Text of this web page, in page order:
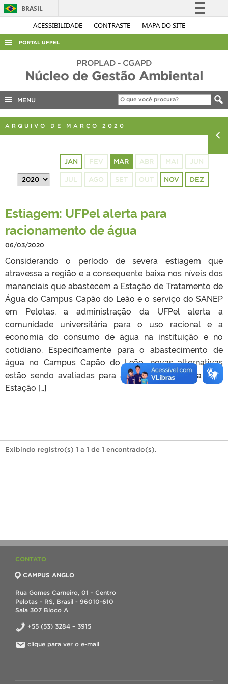
ACESSIBILIDADE CONTRASTE MAPA DO SITE
BRASIL
Simplifique!
Acesso à informação
Canais
PORTAL UFPEL
ACESSO À INFORMAÇÃO
AUDITORIA
EDITAIS
PORTARIAS
PROPLAD - CGAPD
Núcleo de Gestão Ambiental
MENU
ARQUIVO DE MARÇO 2020
JAN FEV MAR ABR MAI JUN
JUL AGO SET OUT NOV DEZ
Estiagem: UFPel alerta para
racionamento de água
06/03/2020
Considerando o período de severa estiagem que
atravessa a região e a consequente baixa nos níveis dos
mananciais que abastecem a Estação de Tratamento de
Água do Campus Capão do Leão e o serviço do SANEP
em Pelotas, a administração da UFPel alerta a
comunidade universitária para o uso racional e a
economia do consumo de água na instituição e no
cotidiano. Especificamente para o abastecimento de
água no Campus Capão do Leão, novas alternativas
estão sendo avaliadas para a captação de água para
Estação […]
Exibindo registro(s) 1 a 1 de 1 encontrado(s).
CONTATO
CAMPUS ANGLO
Rua Gomes Carneiro, 01 - Centro
Pelotas - RS, Brasil - 96010-610
Sala 307 Bloco A
+55 (53) 3284 – 3915
clique para ver o e-mail